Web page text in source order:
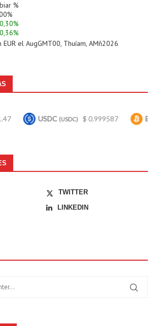
%
%
%
%
EUR el AugGMT00, Thuíam, AMñ2026
USDC(USDC) $ 0.999587 Bitcoin
TWITTER
LINKEDIN